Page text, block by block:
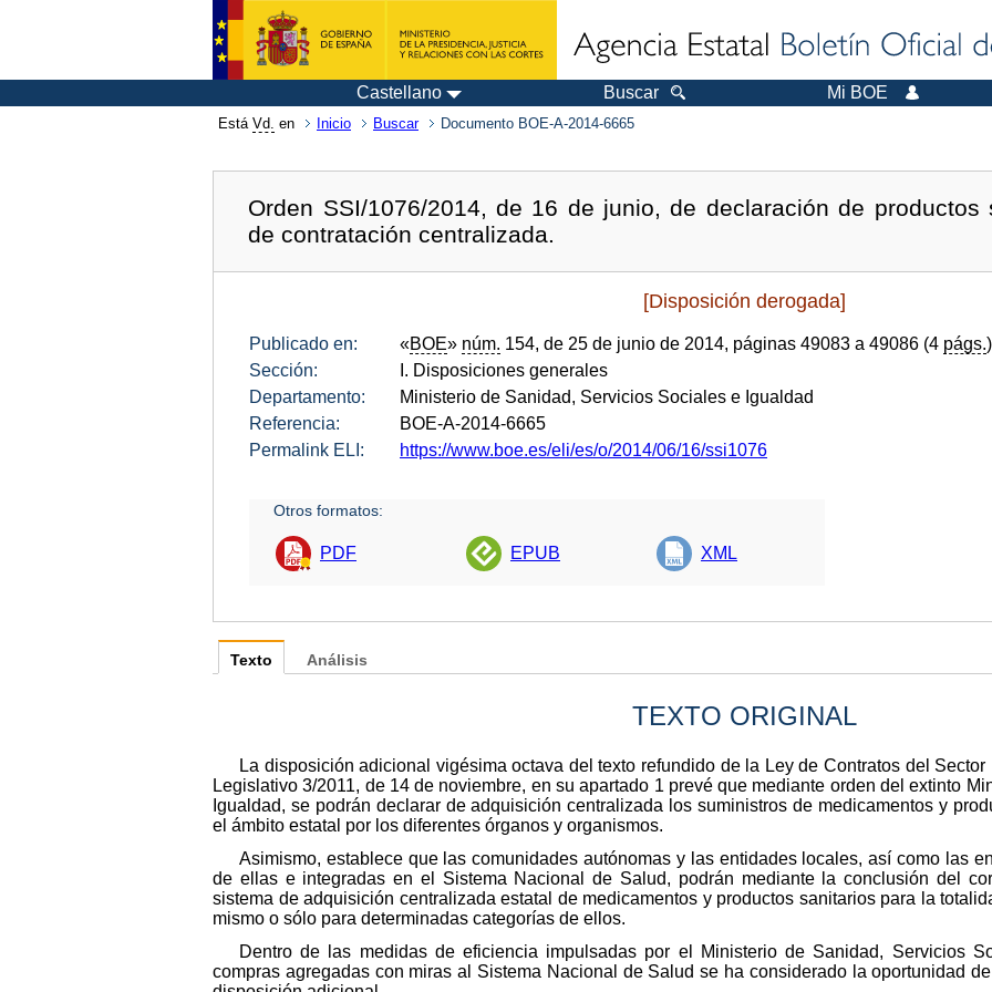
Castellano Buscar Mi BOE
Está Vd. en Inicio Buscar Documento BOE-A-2014-6665
Orden SSI/1076/2014, de 16 de junio, de declaración de productos
de contratación centralizada.
[Disposición derogada]
Publicado en: «BOE» núm. 154, de 25 de junio de 2014, páginas 49083 a 49086 (4 págs.)
Sección:
I. Disposiciones generales
Departamento:
Ministerio de Sanidad, Servicios Sociales e Igualdad
Referencia:
BOE-A-2014-6665
Permalink ELI:
https://www.boe.es/eli/es/o/2014/06/16/ssi1076
Otros formatos:
PDF EPUB XML
Texto
TEXTO ORIGINAL
La disposición adicional vigésima octava del texto refundido de la Ley de Contratos del
Legislativo 3/2011, de 14 de noviembre, en su apartado 1 prevé que mediante orden del extinto
Igualdad, se podrán declarar de adquisición centralizada los suministros de medicamentos y
el ámbito estatal por los diferentes órganos y organismos.
Asimismo, establece que las comunidades autónomas y las entidades locales, así como las
de ellas e integradas en el Sistema Nacional de Salud, podrán mediante la conclusión del
sistema de adquisición centralizada estatal de medicamentos y productos sanitarios para la
mismo o sólo para determinadas categorías de ellos.
Dentro de las medidas de eficiencia impulsadas por el Ministerio de Sanidad, Servicios
compras agregadas con miras al Sistema Nacional de Salud se ha considerado la oportunidad
Análisis